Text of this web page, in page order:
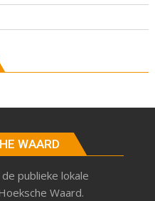
WAARD
publieke lokale
Waard.